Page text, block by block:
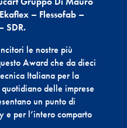
– Flessofab –
SDR.
le nostre più
Award che da dieci
Italiana per la
delle imprese
un punto di
e per l’intero comparto